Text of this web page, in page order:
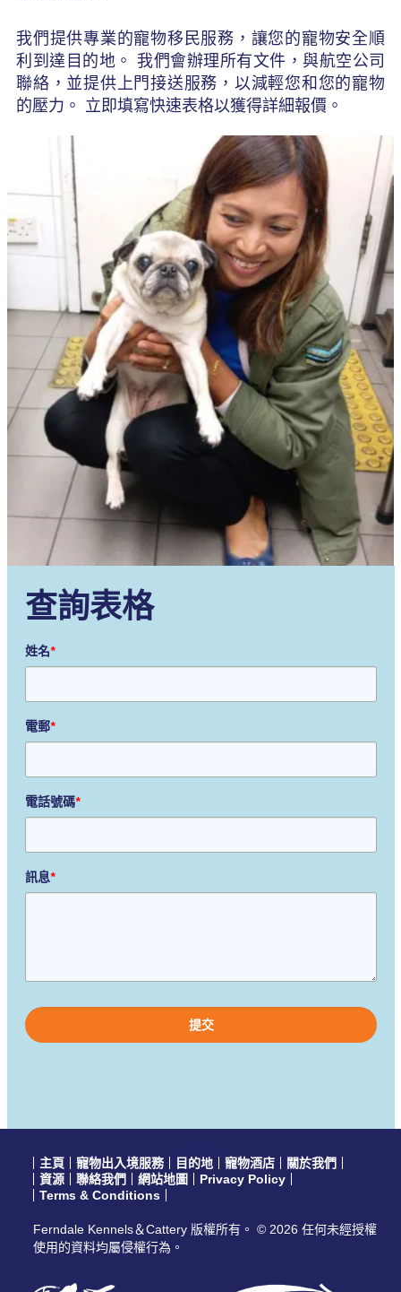
我們提供專業的寵物移民服務，讓您的寵物安全順
利到達目的地。 我們會辦理所有文件，與航空公司
聯絡，並提供上門接送服務，以減輕您和您的寵物
的壓力。 立即填寫快速表格以獲得詳細報價。
查詢表格
姓名*
電郵*
電話號碼*
訊息*
leave
this
field
主頁 寵物出入境服務 目的地 寵物酒店
關於我們
資源
聯絡我們 網站地圖
Privacy Policy
Terms & Conditions
Ferndale Kennels＆Cattery 版權所有。 © 2026 任何未經授權
使用的資料均屬侵權行為。